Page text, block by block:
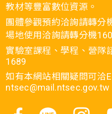
教材等豐富數位資源。
團體參觀預約洽詢請轉分
場地使用洽詢請轉分機
實驗室課程、學程、營隊
1689
如有本網站相關疑問可洽
ntsec@mail.ntsec.gov.tw